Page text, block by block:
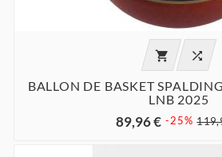
 
BALLON DE BASKET
LNB 2025
89,96 € -25%